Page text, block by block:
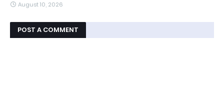
August 10, 2026
POST A COMMENT